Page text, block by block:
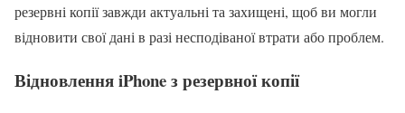
резервні копії завжди актуальні та захищені, щоб ви могли
відновити свої дані в разі несподіваної втрати або проблем.
Відновлення iPhone з резервної копії